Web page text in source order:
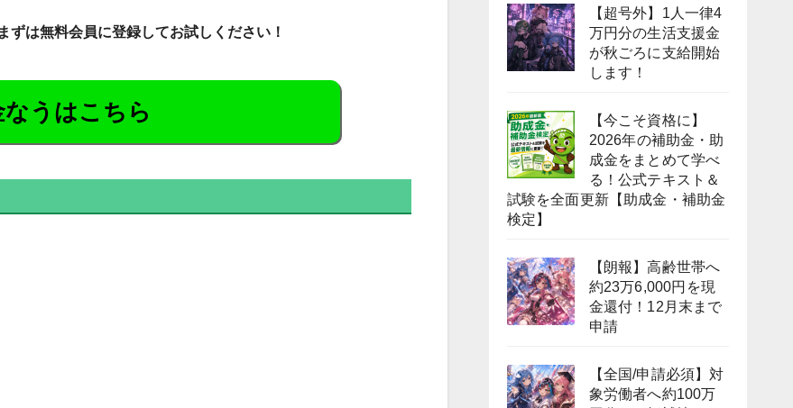
は無料会員に登録してお試しください！
なうはこちら
【超号外】1人一律4
万円分の生活支援金
が秋ごろに支給開始
します！
【今こそ資格に】
2026年の補助金・助
成金をまとめて学べ
る！公式テキスト＆
試験を全面更新【助成金・補助金
検定】
【朗報】高齢世帯へ
約23万6,000円を現
金還付！12月末まで
申請
【全国/申請必須】対
象労働者へ約100万